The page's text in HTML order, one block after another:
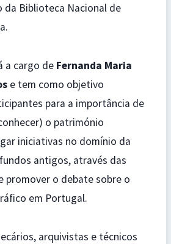
da Biblioteca Nacional de
a cargo de Fernanda Maria
e tem como objetivo
para a importância de
o património
iniciativas no domínio da
antigos, através das
promover o debate sobre o
em Portugal.
arquivistas e técnicos